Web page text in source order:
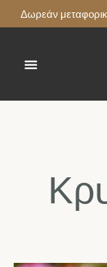
Δωρεάν